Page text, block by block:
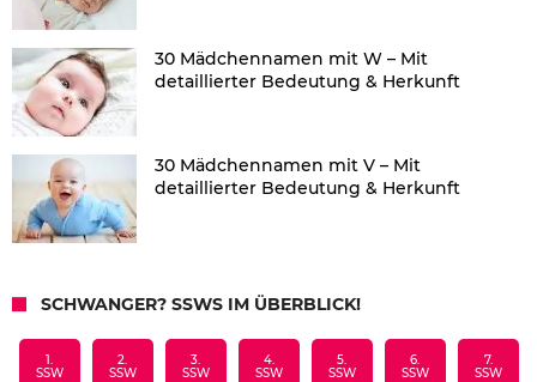
30 Mädchennamen mit W – Mit
detaillierter Bedeutung & Herkunft
30 Mädchennamen mit V – Mit
detaillierter Bedeutung & Herkunft
SCHWANGER? SSWS IM ÜBERBLICK!
1.
SSW
2.
SSW
3.
SSW
4.
SSW
5.
SSW
6.
SSW
7.
SSW